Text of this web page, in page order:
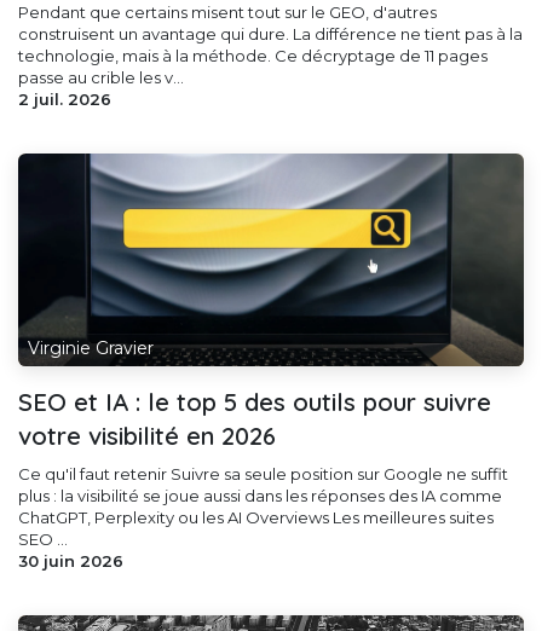
Pendant que certains misent tout sur le GEO, d'autres
construisent un avantage qui dure. La différence ne tient pas à la
technologie, mais à la méthode. Ce décryptage de 11 pages
passe au crible les v...
2 juil. 2026
Virginie Gravier
SEO et IA : le top 5 des outils pour suivre
votre visibilité en 2026
Ce qu'il faut retenir Suivre sa seule position sur Google ne suffit
plus : la visibilité se joue aussi dans les réponses des IA comme
ChatGPT, Perplexity ou les AI Overviews Les meilleures suites
SEO ...
30 juin 2026